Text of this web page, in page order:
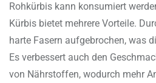
Rohkürbis kann konsumiert
Kürbis bietet mehrere Vorteile.
harte Fasern aufgebrochen, was
Es verbessert auch den
von Nährstoffen, wodurch mehr